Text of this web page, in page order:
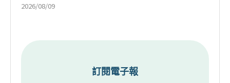
2026/08/09
訂閱電子報